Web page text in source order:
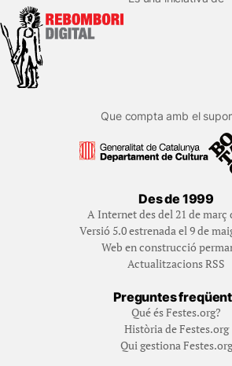
Que compta amb el
Des de 1999
A Internet des del 21 de març
Versió 5.0 estrenada el 9 de
Web en construcció
Actualitzacions RSS
Preguntes
Qué és Festes.org?
Història de Festes.org
Qui gestiona Festes.org